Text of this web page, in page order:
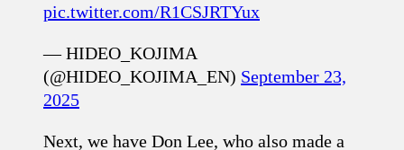
pic.twitter.com/R1CSJRTYux
— HIDEO_KOJIMA
(@HIDEO_KOJIMA_EN) September 23,
2025
Next, we have Don Lee, who also made a